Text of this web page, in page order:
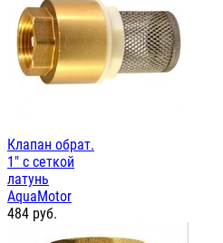
Клапан обрат.
1" с сеткой
латунь
AquaMotor
484 руб.